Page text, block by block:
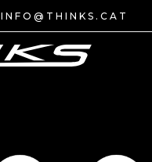
INFO@THINKS.CAT